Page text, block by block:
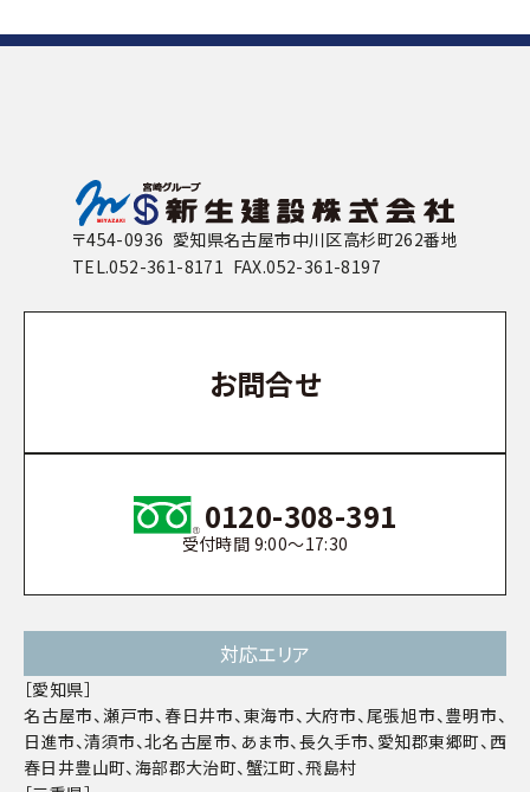
〒454-0936 愛知県名古屋市中川区高杉町262番地
TEL.052-361-8171 FAX.052-361-8197
お問合せ
0120-308-391
受付時間 9:00〜17:30
対応エリア
［愛知県］
名古屋市、瀬戸市、春日井市、東海市、大府市、尾張旭市、豊明市、
日進市、清須市、北名古屋市、あま市、長久手市、愛知郡東郷町、西
春日井豊山町、海部郡大治町、蟹江町、飛島村